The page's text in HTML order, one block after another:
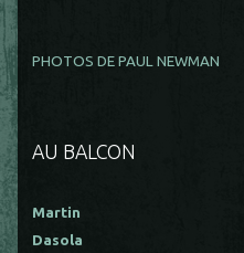
PHOTOS DE PAUL NEWMAN
AU BALCON
Martin
Dasola